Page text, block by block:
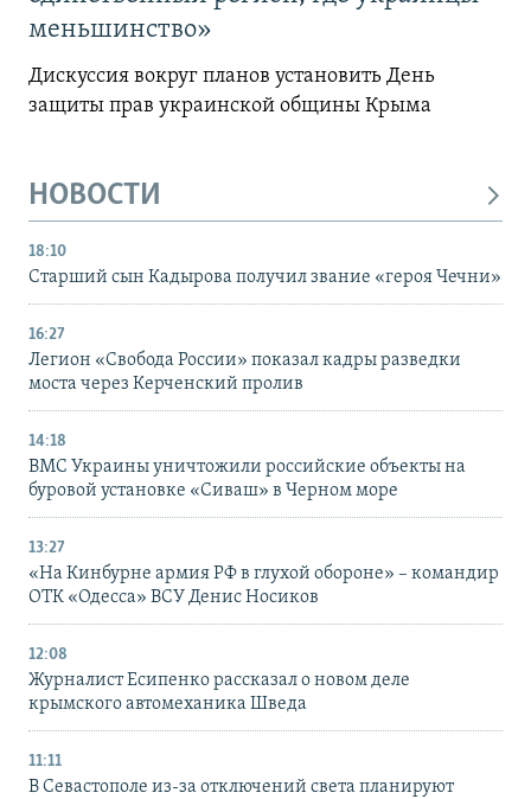
меньшинство»
Дискуссия вокруг планов установить День
защиты прав украинской общины Крыма
НОВОСТИ
18:10
Старший сын Кадырова получил звание «героя Чечни»
16:27
Легион «Свобода России» показал кадры разведки
моста через Керченский пролив
14:18
ВМС Украины уничтожили российские объекты на
буровой установке «Сиваш» в Черном море
13:27
«На Кинбурне армия РФ в глухой обороне» – командир
ОТК «Одесса» ВСУ Денис Носиков
12:08
Журналист Есипенко рассказал о новом деле
крымского автомеханика Шведа
11:11
В Севастополе из-за отключений света планируют